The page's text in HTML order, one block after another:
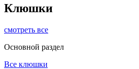
Клюшки
смотреть все
Основной раздел
Все клюшки